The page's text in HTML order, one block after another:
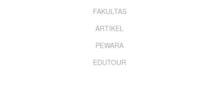
FAKULTAS
ARTIKEL
PEWARA
EDUTOUR